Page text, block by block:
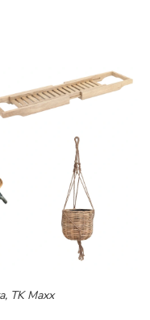
TK Maxx